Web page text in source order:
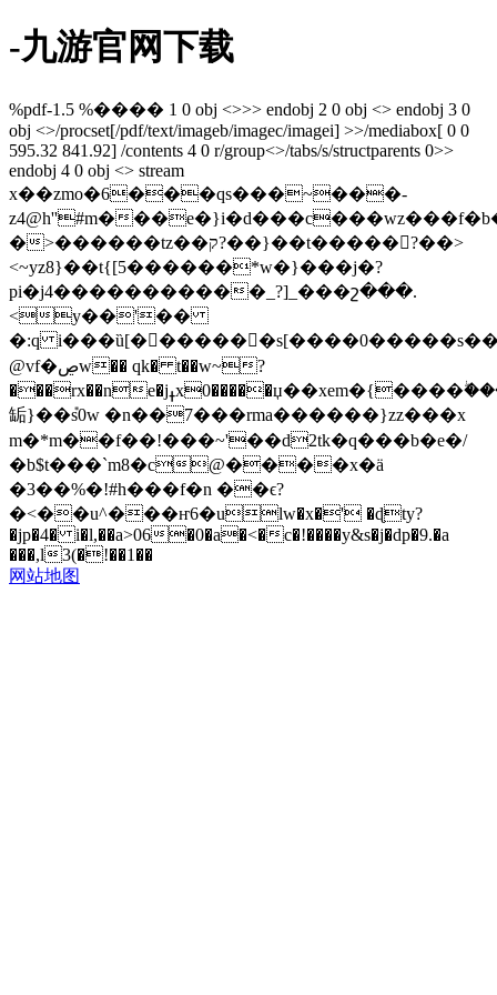
-九游官网下载
%pdf-1.5 %���� 1 0 obj <>>> endobj 2 0 obj <> endobj 3 0
obj <>/procset[/pdf/text/imageb/imagec/imagei] >>/mediabox[ 0 0
595.32 841.92] /contents 4 0 r/group<>/tabs/s/structparents 0>>
endobj 4 0 obj <> stream
x��zmo�6���qs���~���-
z4@һ''#m�
�>������tz��ק?��}��t�����?��>
<~yz8}��t{[5������*w�}���j�?
pi�j4�����������_?]_���շ���.
<y��'��
�:q
@vf�ڝw�� qk� t��w~?
���rx��ne�jߪx0�����џ��xem�{����ۖ���w��
缿}��݊s0w �n��7���rma������}zz���x
m�*m��f��!���~'��d2tk�q���b�e�/
�b$t���`m8�c@����x�ä
�3��%�!#h���f�n ��ϵ?
�<��u^���ҥ6�ulw�x�' �ɖty?
�jp�4� i�l,��a>06�0�a�<�c�!����y&s�j�dp�9.�a
���,l3(�!��1��
网站地图